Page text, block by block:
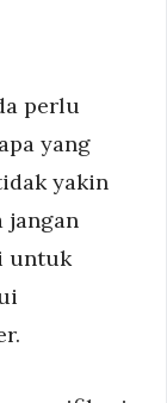
perlu
yang
yakin
jangan
untuk